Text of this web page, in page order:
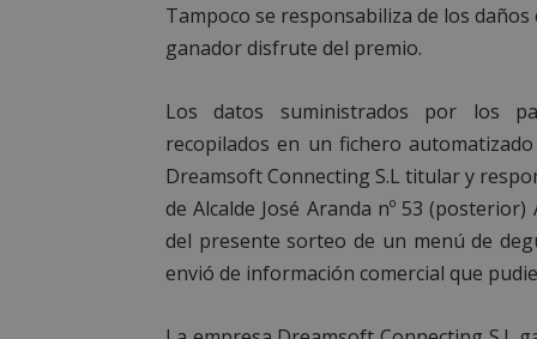
Tampoco se responsabiliza de los
ganador disfrute del premio.
Los datos suministrados por los
recopilados en un fichero
Dreamsoft Connecting S.L titular y
de Alcalde José Aranda nº 53
del presente sorteo de un menú de
envió de información comercial que
OAID
_ga_MP6BJ9ENMQ
test_cookie
IDE
Nombre
__Secure-
ROLLOUT_TOKEN
ttwid